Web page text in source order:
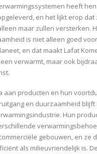
heeft
en het lijkt erop dat
maar zullen versterken.
is niet alleen goed
en dat maakt Lafat
verwarmt, maar ook
aan producten en hun
en duurzaamheid blijft
Hun
gebouwen, en ze
als milieuvriendelijk is.